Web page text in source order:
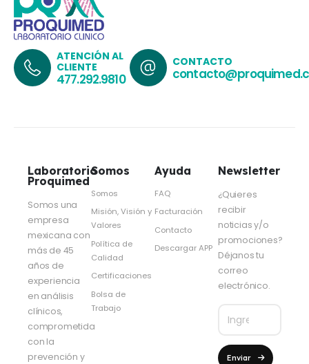
ATENCIÓN AL
CLIENTE
477.292.9810
CONTACTO
Laboratorio
Proquimed
Somos una
empresa
mexicana con
más de 45
años de
experiencia
en análisis
clínicos,
comprometida
con la
prevención y
Somos
Somos
Misión, Visión y
Valores
Política de
Calidad
Certificaciones
Bolsa de
Trabajo
Ayuda
FAQ
Facturación
Contacto
Descargar APP
Newsletter
¿Quieres
recibir
noticias y/o
promociones?
Déjanos tu
correo
electrónico.
Enviar